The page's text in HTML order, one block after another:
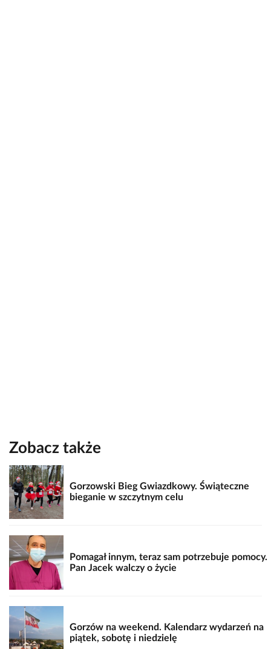
Zobacz także
Gorzowski Bieg Gwiazdkowy. Świąteczne
bieganie w szczytnym celu
Pomagał innym, teraz sam potrzebuje pomocy.
Pan Jacek walczy o życie
Gorzów na weekend. Kalendarz wydarzeń na
piątek, sobotę i niedzielę